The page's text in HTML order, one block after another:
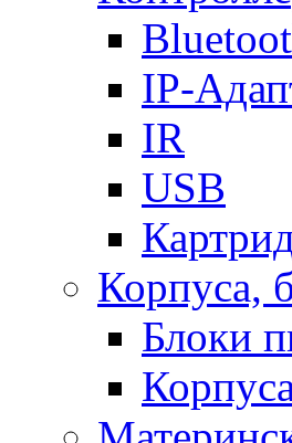
IP-
IR
USB
Корпуса,
Блоки
Корпуса